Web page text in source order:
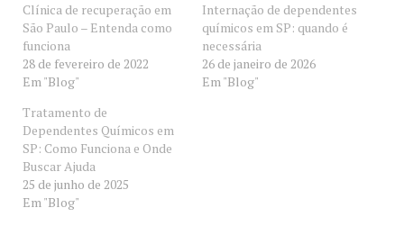
Clínica de recuperação em
São Paulo – Entenda como
funciona
28 de fevereiro de 2022
Em "Blog"
Internação de dependentes
químicos em SP: quando é
necessária
26 de janeiro de 2026
Em "Blog"
Tratamento de
Dependentes Químicos em
SP: Como Funciona e Onde
Buscar Ajuda
25 de junho de 2025
Em "Blog"